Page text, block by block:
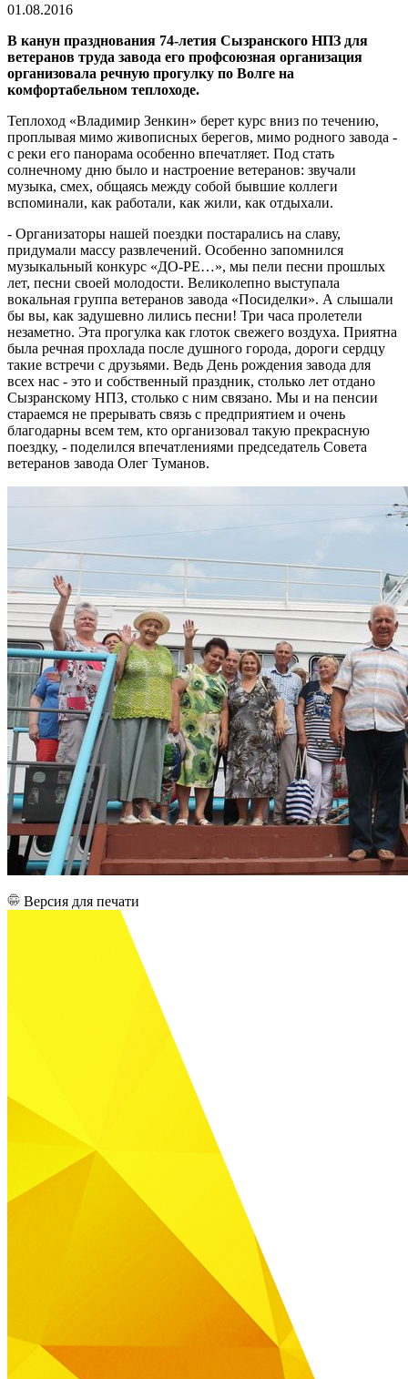
01.08.2016
В канун празднования 74-летия Сызранского НПЗ для
ветеранов труда завода его профсоюзная организация
организовала речную прогулку по Волге на
комфортабельном теплоходе.
Теплоход «Владимир Зенкин» берет курс вниз по течению,
проплывая мимо живописных берегов, мимо родного завода -
с реки его панорама особенно впечатляет. Под стать
солнечному дню было и настроение ветеранов: звучали
музыка, смех, общаясь между собой бывшие коллеги
вспоминали, как работали, как жили, как отдыхали.
- Организаторы нашей поездки постарались на славу,
придумали массу развлечений. Особенно запомнился
музыкальный конкурс «ДО-РЕ…», мы пели песни прошлых
лет, песни своей молодости. Великолепно выступала
вокальная группа ветеранов завода «Посиделки». А слышали
бы вы, как задушевно лились песни! Три часа пролетели
незаметно. Эта прогулка как глоток свежего воздуха. Приятна
была речная прохлада после душного города, дороги сердцу
такие встречи с друзьями. Ведь День рождения завода для
всех нас - это и собственный праздник, столько лет отдано
Сызранскому НПЗ, столько с ним связано. Мы и на пенсии
стараемся не прерывать связь с предприятием и очень
благодарны всем тем, кто организовал такую прекрасную
поездку, - поделился впечатлениями председатель Совета
ветеранов завода Олег Туманов.
Версия для печати